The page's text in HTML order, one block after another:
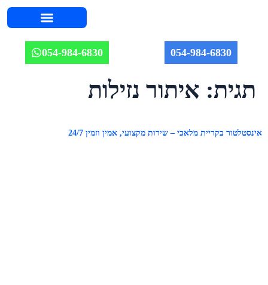
054-984-6830
054-984-6830
תגית: איתור נזילות
אינסטלטור בקריית מלאכי – שירות מקצועי, אמין וזמין 24/7